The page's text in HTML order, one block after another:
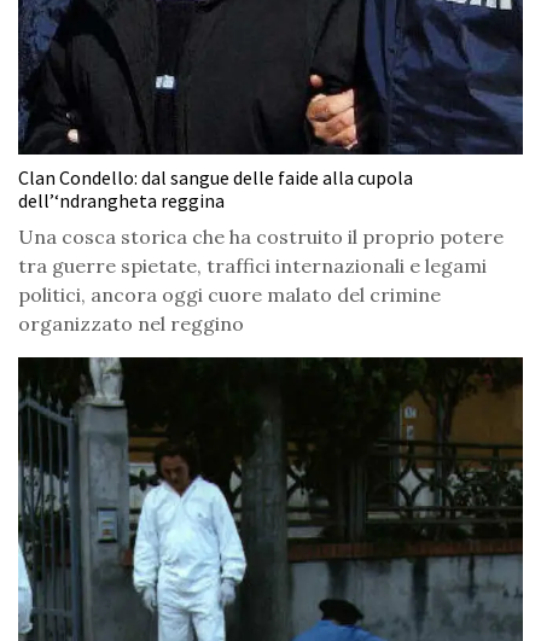
Clan Condello: dal sangue delle faide alla cupola
dell’‘ndrangheta reggina
Una cosca storica che ha costruito il proprio potere
tra guerre spietate, traffici internazionali e legami
politici, ancora oggi cuore malato del crimine
organizzato nel reggino